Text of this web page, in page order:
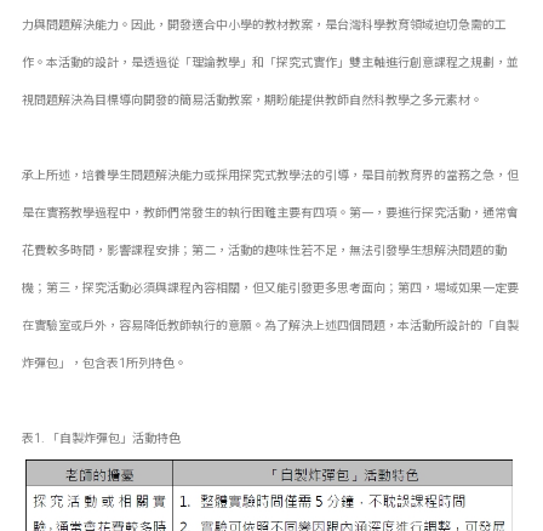
力與問題解決能力。因此，開發適合中小學的教材教案，是台灣科學教育領域迫切急需的工
作。本活動的設計，是透過從「理論教學」和「探究式實作」雙主軸進行創意課程之規劃，並
視問題解決為目標導向開發的簡易活動教案，期盼能提供教師自然科教學之多元素材。
承上所述，培養學生問題解決能力或採用探究式教學法的引導，是目前教育界的當務之急，但
是在實務教學過程中，教師們常發生的執行困難主要有四項。第一，要進行探究活動，通常會
花費較多時間，影響課程安排；第二，活動的趣味性若不足，無法引發學生想解決問題的動
機；第三，探究活動必須與課程內容相關，但又能引發更多思考面向；第四，場域如果一定要
在實驗室或戶外，容易降低教師執行的意願。為了解決上述四個問題，本活動所設計的「自製
炸彈包」，包含表1所列特色。
表1. 「自製炸彈包」活動特色